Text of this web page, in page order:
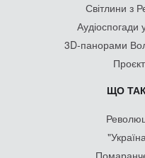
Світлини з
Аудіоспогади
3D-панорами
ЩО